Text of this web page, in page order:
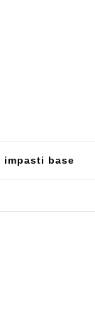
impasti base